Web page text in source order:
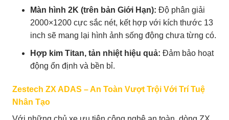
Màn hình 2K (trên bản Giới Hạn): Độ phân giải
2000×1200 cực sắc nét, kết hợp với kích thước 13
inch sẽ mang lại hình ảnh sống động chưa từng có.
Hợp kim Titan, tản nhiệt hiệu quả: Đảm bảo hoạt
động ổn định và bền bỉ.
Zestech ZX ADAS – An Toàn Vượt Trội Với Trí Tuệ
Nhân Tạo